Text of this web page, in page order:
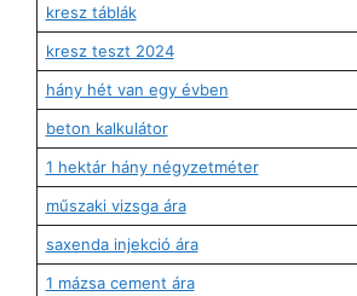
kresz táblák
kresz teszt 2024
hány hét van egy évben
beton kalkulátor
1 hektár hány négyzetméter
műszaki vizsga ára
saxenda injekció ára
1 mázsa cement ára